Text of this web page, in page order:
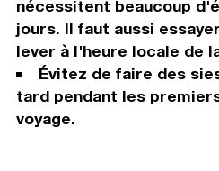
nécessitent beaucoup
jours. Il faut aussi
lever à l'heure locale de
Évitez de faire des
tard pendant les
voyage.